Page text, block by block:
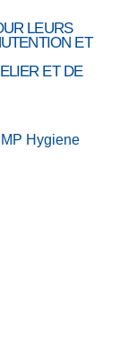
LEURS
ET
ET DE